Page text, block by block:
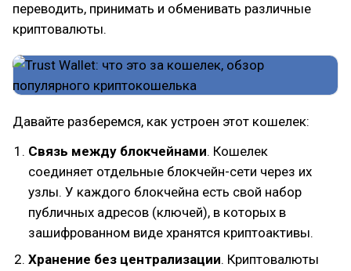
переводить, принимать и обменивать различные
криптовалюты.
Давайте разберемся, как устроен этот кошелек:
Связь между блокчейнами. Кошелек
соединяет отдельные блокчейн-сети через их
узлы. У каждого блокчейна есть свой набор
публичных адресов (ключей), в которых в
зашифрованном виде хранятся криптоактивы.
Хранение без централизации. Криптовалюты